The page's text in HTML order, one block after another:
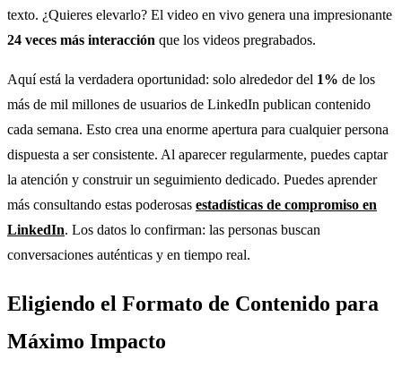
texto. ¿Quieres elevarlo? El video en vivo genera una impresionante
24 veces más interacción que los videos pregrabados.
Aquí está la verdadera oportunidad: solo alrededor del 1% de los
más de mil millones de usuarios de LinkedIn publican contenido
cada semana. Esto crea una enorme apertura para cualquier persona
dispuesta a ser consistente. Al aparecer regularmente, puedes captar
la atención y construir un seguimiento dedicado. Puedes aprender
más consultando estas poderosas estadísticas de compromiso en
LinkedIn. Los datos lo confirman: las personas buscan
conversaciones auténticas y en tiempo real.
Eligiendo el Formato de Contenido para
Máximo Impacto